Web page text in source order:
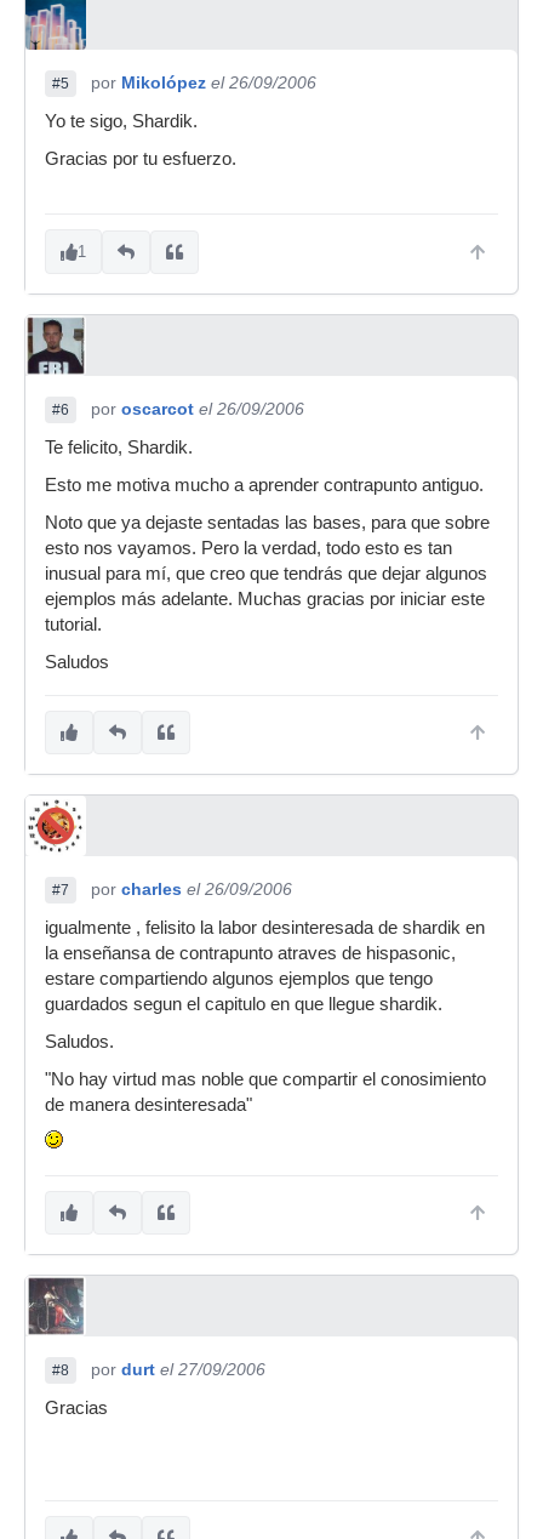
#5 por Mikolópez el 26/09/2006
Yo te sigo, Shardik.
Gracias por tu esfuerzo.
1
#6 por oscarcot el 26/09/2006
Te felicito, Shardik.
Esto me motiva mucho a aprender contrapunto antiguo.
Noto que ya dejaste sentadas las bases, para que sobre
esto nos vayamos. Pero la verdad, todo esto es tan
inusual para mí, que creo que tendrás que dejar algunos
ejemplos más adelante. Muchas gracias por iniciar este
tutorial.
Saludos
#7 por charles el 26/09/2006
igualmente , felisito la labor desinteresada de shardik en
la enseñansa de contrapunto atraves de hispasonic,
estare compartiendo algunos ejemplos que tengo
guardados segun el capitulo en que llegue shardik.
Saludos.
"No hay virtud mas noble que compartir el conosimiento
de manera desinteresada"
#8 por durt el 27/09/2006
Gracias